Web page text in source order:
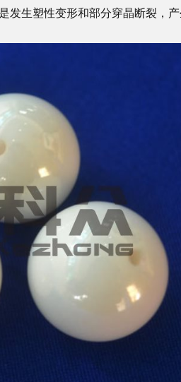
发生塑性变形和部分穿晶断裂，